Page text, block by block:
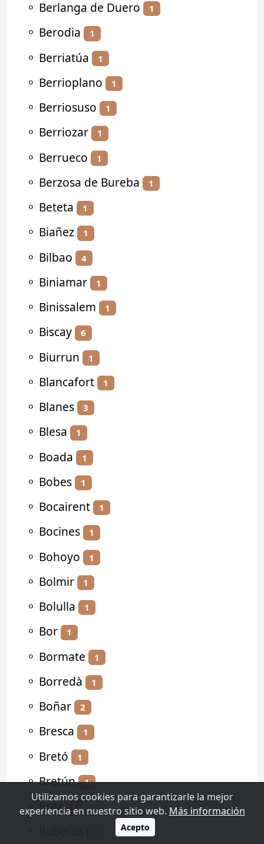
⚬ Berlanga de Duero 1
⚬ Berodia 1
⚬ Berriatúa 1
⚬ Berrioplano 1
⚬ Berriosuso 1
⚬ Berriozar 1
⚬ Berrueco 1
⚬ Berzosa de Bureba 1
⚬ Beteta 1
⚬ Biañez 1
⚬ Bilbao 4
⚬ Biniamar 1
⚬ Binissalem 1
⚬ Biscay 6
⚬ Biurrun 1
⚬ Blancafort 1
⚬ Blanes 3
⚬ Blesa 1
⚬ Boada 1
⚬ Bobes 1
⚬ Bocairent 1
⚬ Bocines 1
⚬ Bohoyo 1
⚬ Bolmir 1
⚬ Bolulla 1
⚬ Bor 1
⚬ Bormate 1
⚬ Borredà 1
⚬ Boñar 2
⚬ Bresca 1
⚬ Bretó 1
⚬Bretún 1
⚬Brez 1
Utilizamos cookies para garantizarle la mejor
experiencia en nuestro sitio web. Más información
Acepto